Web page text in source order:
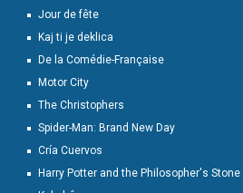
Jour de fête
Kaj ti je deklica
De la Comédie-Française
Motor City
The Christophers
Spider-Man: Brand New Day
Cría Cuervos
Harry Potter and the Philosopher's Stone